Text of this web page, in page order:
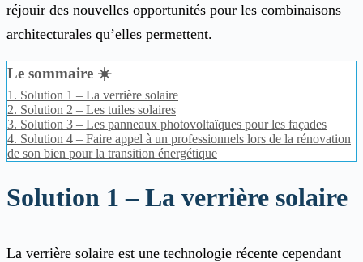
réjouir des nouvelles opportunités pour les combinaisons
architecturales qu’elles permettent.
Le sommaire ☀️
1. Solution 1 – La verrière solaire
2. Solution 2 – Les tuiles solaires
3. Solution 3 – Les panneaux photovoltaïques pour les façades
4. Solution 4 – Faire appel à un professionnels lors de la rénovation
de son bien pour la transition énergétique
Solution 1 – La verrière solaire
La verrière solaire est une technologie récente cependant